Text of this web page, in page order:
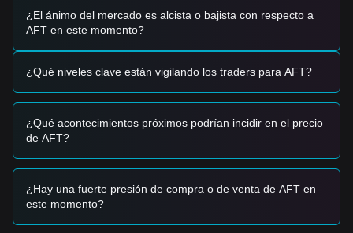
haciendo que el precio sea vulnerable a órdenes de compra
o venta de pequeña escala.
Señales de Trading
Con base en la estructura técnica actual y el impulso del
mercado, los analistas proporcionan las siguientes
estrategias de trading de referencia:
• Si el precio de AIFlow se aproxima a$0.0000170 y
muestra señales de estabilización, podría presentar una
• Una ruptura decisiva por encima de$0.0000272
acompañada de un aumento en el volumen confirmaría una
nueva tendencia alcista.
¿El ánimo del mercado es alcista o bajista con respecto a
AFT en este momento?
¿Qué niveles clave están vigilando los traders para AFT?
¿Qué acontecimientos próximos podrían incidir en el precio
de AFT?
¿Hay una fuerte presión de compra o de venta de AFT en
este momento?